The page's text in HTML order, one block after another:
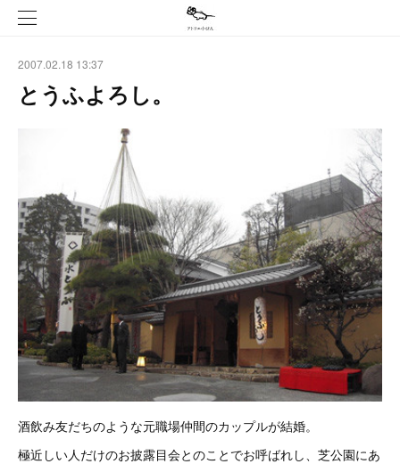
2007.02.18 13:37
とうふよろし。
酒飲み友だちのような元職場仲間のカップルが結婚。
極近しい人だけのお披露目会とのことでお呼ばれし、芝公園にあ